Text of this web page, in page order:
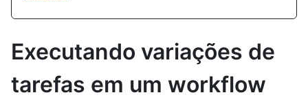
Executando variações de
tarefas em um workflow